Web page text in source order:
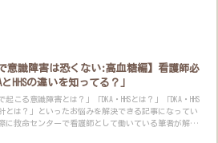
意識障害は恐くない:高血糖編】看護師必
とHHSの違いを知ってる？」
起こる意識障害とは？」「DKA・HHSとは？」「DKA・HHS
とは？」といったお悩みを解決できる記事になってい
に救命センターで看護師として働いている筆者が解説